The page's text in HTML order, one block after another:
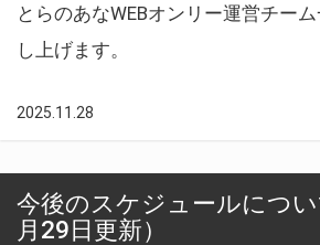
とらのあなWEBオンリー運営チー
し上げます。
2025.11.28
今後のスケジュールにつ
月29日更新）